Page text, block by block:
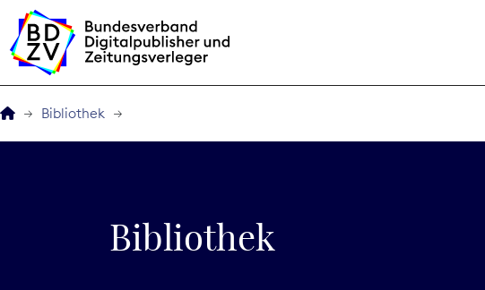
BDZVplus GmbH
Bibliothek
Bibliothek